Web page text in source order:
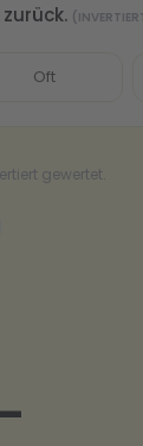
Oft
gewertet.